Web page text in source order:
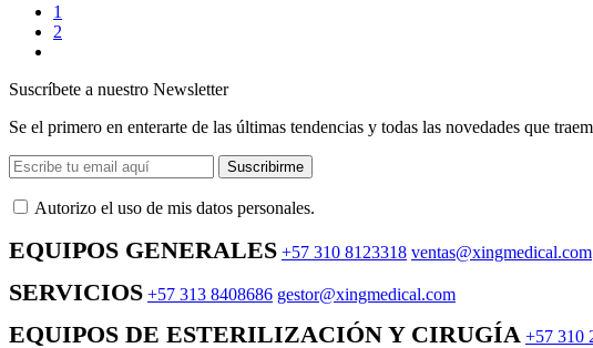
1
2
Suscríbete a nuestro Newsletter
Se el primero en enterarte de las últimas tendencias y todas las novedades que
Suscribirme
Autorizo ​​el uso de mis datos personales.
EQUIPOS GENERALES +57 310 8123318 ventas@xingmedical.com
SERVICIOS +57 313 8408686 gestor@xingmedical.com
EQUIPOS DE ESTERILIZACIÓN Y CIRUGÍA +57 310